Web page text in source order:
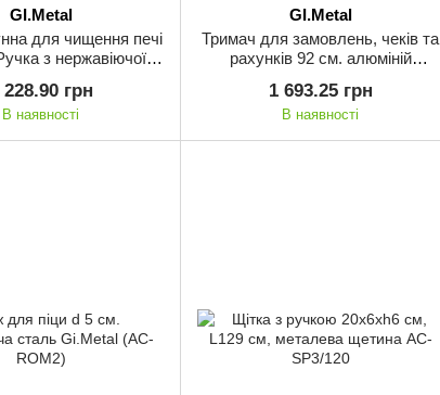
GI.Metal
для чищення печі
з нержавіючої
228.90 грн
В наявності
GI.Metal
Тримач для замовлень, чеків та
рахунків 92 см. алюміній
1 693.25 грн
В наявності